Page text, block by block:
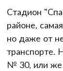
Стадион
районе,
но даже от
транспорте.
№ 30, или